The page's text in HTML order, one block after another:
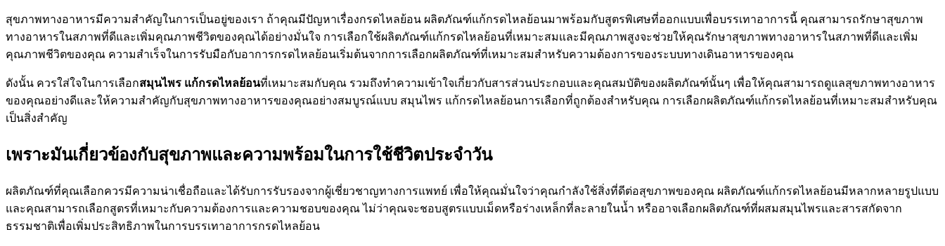
สุขภาพทางอาหารมีความสำคัญในการเป็นอยู่ของเรา ถ้าคุณมีปัญหาเรื่องกรดไหลย้อน ผลิตภัณฑ์แก้กรดไหลย้อนมาพร้อมกับสูตรพิเศษที่ออกแบบเพื่อบรรเทาอาการนี้ คุณสามารถรักษาสุขภาพ
ทางอาหารในสภาพที่ดีและเพิ่มคุณภาพชีวิตของคุณได้อย่างมั่นใจ การเลือกใช้ผลิตภัณฑ์แก้กรดไหลย้อนที่เหมาะสมและมีคุณภาพสูงจะช่วยให้คุณรักษาสุขภาพทางอาหารในสภาพที่ดีและเพิ่ม
คุณภาพชีวิตของคุณ ความสำเร็จในการรับมือกับอาการกรดไหลย้อนเริ่มต้นจากการเลือกผลิตภัณฑ์ที่เหมาะสมสำหรับความต้องการของระบบทางเดินอาหารของคุณ
ดังนั้น ควรใส่ใจในการเลือกสมุนไพร แก้กรดไหลย้อนที่เหมาะสมกับคุณ รวมถึงทำความเข้าใจเกี่ยวกับสารส่วนประกอบและคุณสมบัติของผลิตภัณฑ์นั้นๆ เพื่อให้คุณสามารถดูแลสุขภาพทางอาหาร
ของคุณอย่างดีและให้ความสำคัญกับสุขภาพทางอาหารของคุณอย่างสมบูรณ์แบบ สมุนไพร แก้กรดไหลย้อนการเลือกที่ถูกต้องสำหรับคุณ การเลือกผลิตภัณฑ์แก้กรดไหลย้อนที่เหมาะสมสำหรับคุณ
เป็นสิ่งสำคัญ
เพราะมันเกี่ยวข้องกับสุขภาพและความพร้อมในการใช้ชีวิตประจำวัน
ผลิตภัณฑ์ที่คุณเลือกควรมีความน่าเชื่อถือและได้รับการรับรองจากผู้เชี่ยวชาญทางการแพทย์ เพื่อให้คุณมั่นใจว่าคุณกำลังใช้สิ่งที่ดีต่อสุขภาพของคุณ ผลิตภัณฑ์แก้กรดไหลย้อนมีหลากหลายรูปแบบ
และคุณสามารถเลือกสูตรที่เหมาะกับความต้องการและความชอบของคุณ ไม่ว่าคุณจะชอบสูตรแบบเม็ดหรือร่างเหล็กที่ละลายในน้ำ หรืออาจเลือกผลิตภัณฑ์ที่ผสมสมุนไพรและสารสกัดจาก
ธรรมชาติเพื่อเพิ่มประสิทธิภาพในการบรรเทาอาการกรดไหลย้อน